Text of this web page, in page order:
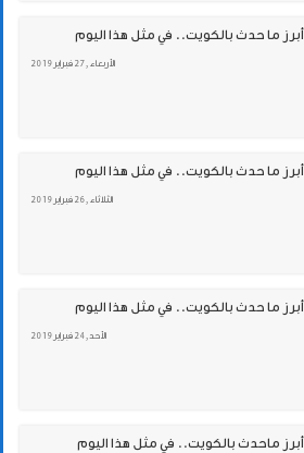
أبرز ما حدث بالكويت.. في مثل هذا اليوم
الأربعاء , 27 فبراير 2019
أبرز ما حدث بالكويت.. في مثل هذا اليوم
الثلاثاء , 26 فبراير 2019
أبرز ما حدث بالكويت.. في مثل هذا اليوم
الأحد , 24 فبراير 2019
أبرز ماحدث بالكويت.. في مثل هذا اليوم